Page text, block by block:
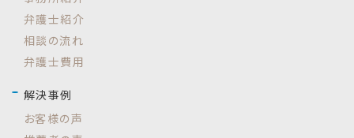
弁護士紹介
相談の流れ
弁護士費用
解決事例
お客様の声